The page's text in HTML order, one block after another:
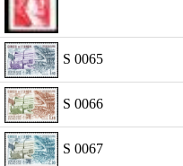
S 0065
S 0066
S 0067